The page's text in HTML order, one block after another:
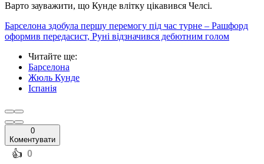
Варто зауважити, що Кунде влітку цікавився Челсі.
Барселона здобула першу перемогу під час турне – Рашфорд
оформив передасист, Руні відзначився дебютним голом
Читайте ще:
Барселона
Жюль Кунде
Іспанія
0
Коментувати
️👍 0